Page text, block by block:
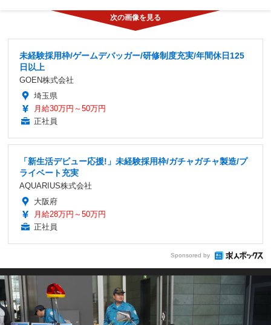
未経験採用枠/ゲームデバッガー/研修制度充実/年間休日125
日以上
GOEN株式会社
埼玉県
月給30万円～50万円
正社員
「新生活デビュー応援!」未経験採用枠/ガチャガチャ製造/プ
ライベート充実
AQUARIUS株式会社
大阪府
月給28万円～50万円
正社員
Sponsored by